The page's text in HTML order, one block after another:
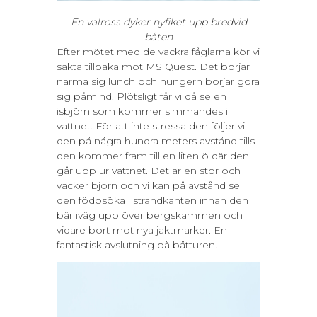
En valross dyker nyfiket upp bredvid
båten
Efter mötet med de vackra fåglarna kör vi
sakta tillbaka mot MS Quest. Det börjar
närma sig lunch och hungern börjar göra
sig påmind. Plötsligt får vi då se en
isbjörn som kommer simmandes i
vattnet. För att inte stressa den följer vi
den på några hundra meters avstånd tills
den kommer fram till en liten ö där den
går upp ur vattnet. Det är en stor och
vacker björn och vi kan på avstånd se
den födosöka i strandkanten innan den
bär iväg upp över bergskammen och
vidare bort mot nya jaktmarker. En
fantastisk avslutning på båtturen.